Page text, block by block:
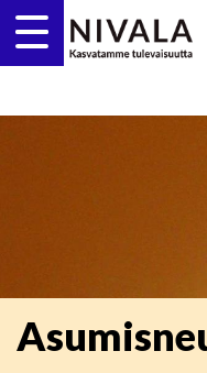
Hyppää
pääsisältöön